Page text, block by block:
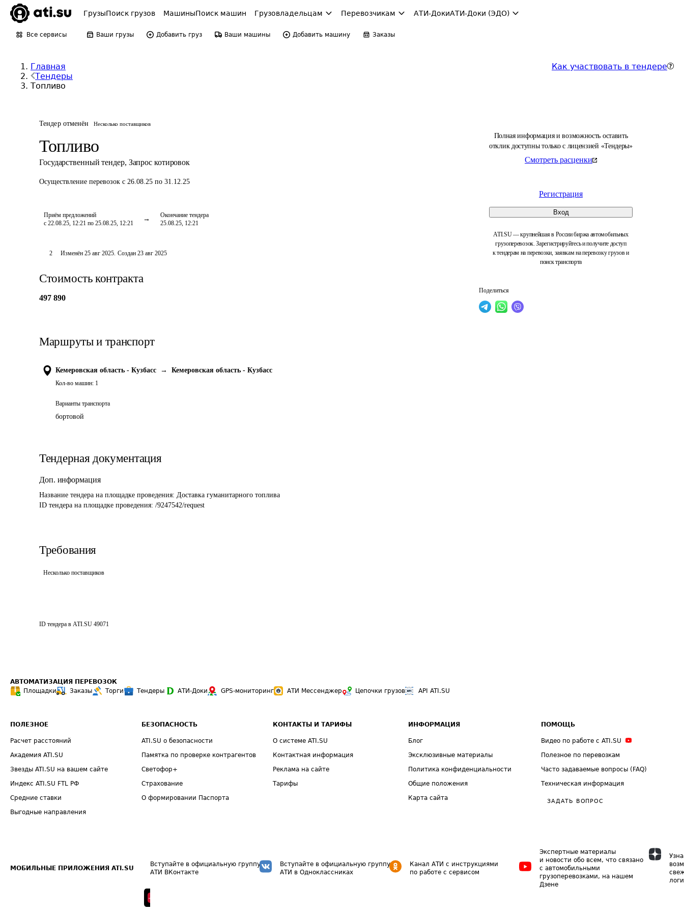
ГрузыПоиск грузов МашиныПоиск машин Грузовладельцам Перевозчикам АТИ-ДокиАТИ-Доки (ЭДО)
Все сервисы Ваши грузы Добавить груз Ваши машины Добавить машину Заказы
Главная
Тендеры
Топливо
Как участвовать в тендере
Тендер отменён Несколько поставщиков
Топливо
Государственный тендер, Запрос котировок
Осуществление перевозок с 26.08.25 по 31.12.25
Приём предложений
с 22.08.25, 12:21 по 25.08.25, 12:21
Окончание тендера
25.08.25, 12:21
Полная информация и возможность оставить
отклик доступны только с лицензией «Тендеры»
Смотреть расценки
Регистрация
Вход
ATI.SU — крупнейшая в России биржа автомобильных
грузоперевозок. Зарегистрируйтесь и получите доступ
к тендерам на перевозки, заявкам на перевозку грузов и
поиск транспорта
Поделиться
2 Изменён 25 авг 2025. Создан 23 авг 2025
Стоимость контракта
497 890
Маршруты и транспорт
Кемеровская область - Кузбасс → Кемеровская область - Кузбасс
Кол-во машин: 1
Варианты транспорта
бортовой
Тендерная документация
Доп. информация
Название тендера на площадке проведения: Доставка гуманитарного топлива
ID тендера на площадке проведения: /9247542/request
Требования
Несколько поставщиков
ID тендера в ATI.SU 49071
АВТОМАТИЗАЦИЯ ПЕРЕВОЗОК
Площадки
Заказы Торги Тендеры АТИ-Доки GPS-мониторинг АТИ Мессенджер Цепочки грузов API ATI.SU
ПОЛЕЗНОЕ
Расчет расстояний
Академия ATI.SU
Звезды ATI.SU на вашем сайте
Индекс ATI.SU FTL РФ
Средние ставки
Выгодные направления
БЕЗОПАСНОСТЬ
ATI.SU о безопасности
Памятка по проверке контрагентов
Светофор+
Страхование
О формировании Паспорта
КОНТАКТЫ И ТАРИФЫ
О системе ATI.SU
Контактная информация
Реклама на сайте
Тарифы
ИНФОРМАЦИЯ
Блог
Эксклюзивные материалы
Политика конфиденциальности
Общие положения
Карта сайта
ПОМОЩЬ
Видео по работе с ATI.SU
Полезное по перевозкам
Часто задаваемые вопросы (FAQ)
Техническая информация
ЗАДАТЬ ВОПРОС
МОБИЛЬНЫЕ ПРИЛОЖЕНИЯ ATI.SU
Вступайте в официальную группу
АТИ ВКонтакте
Вступайте в официальную группу
АТИ в Одноклассниках
Канал АТИ с инструкциями
по работе с сервисом
Экспертные материалы
и новости обо всем, что связано
с автомобильными
грузоперевозками, на нашем
Дзене